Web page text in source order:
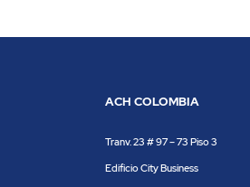
ACH COLOMBIA
Tranv. 23 # 97 – 73 Piso 3
Edificio City Business